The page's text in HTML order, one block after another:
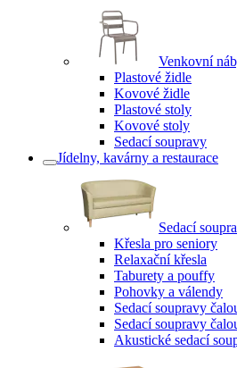
Venkovní
Plastové židle
Kovové židle
Plastové stoly
Kovové stoly
Sedací soupravy
Jídelny, kavárny a restaurace
Sedací
Křesla pro seniory
Relaxační křesla
Taburety a pouffy
Pohovky a válendy
Sedací soupravy
Sedací soupravy
Akustické sedací